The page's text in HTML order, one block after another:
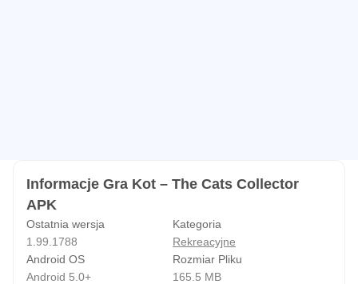
monety
● Dołącz do klubu i graj ze znajomymi
● Rywalizuj w tabeli liderów o ekskluzywne nagrody
● Codzienne misje i konkursy!
● Co tydzień jest coś nowego!
Informacje Gra Kot – The Cats Collector
APK
Ostatnia wersja
1.99.1788
Kategoria
Rekreacyjne
Android OS
Android 5.0+
Rozmiar Pliku
165.5 MB